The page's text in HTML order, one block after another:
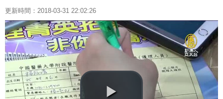
更新時間：2018-03-31 22:02:26